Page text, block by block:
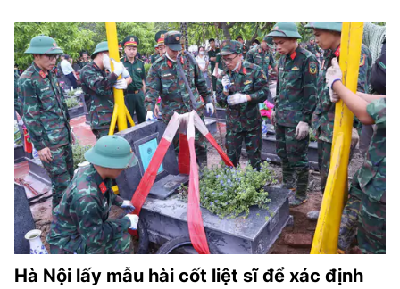
Hà Nội lấy mẫu hài cốt liệt sĩ để xác định